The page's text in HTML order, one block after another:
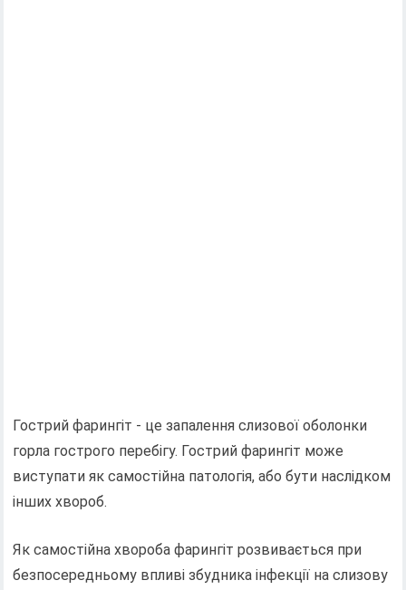
Гострий фарингіт - це запалення слизової оболонки
горла гострого перебігу. Гострий фарингіт може
виступати як самостійна патологія, або бути наслідком
інших хвороб.
Як самостійна хвороба фарингіт розвивається при
безпосередньому впливі збудника інфекції на слизову